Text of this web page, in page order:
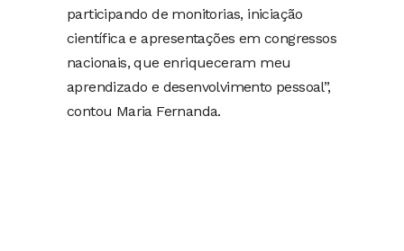
participando de monitorias, iniciação
científica e apresentações em congressos
nacionais, que enriqueceram meu
aprendizado e desenvolvimento pessoal”,
contou Maria Fernanda.